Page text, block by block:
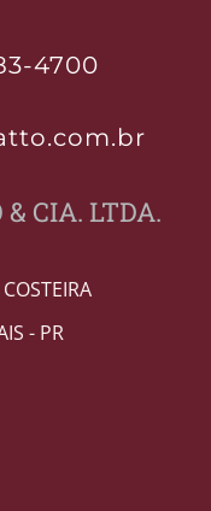
4700
CIA. LTDA.
- PR